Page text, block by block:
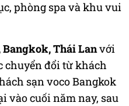
phòng spa và khu vui
Thái Lanvới
chuyển đổi từ khách
sạn voco Bangkok
vào cuối năm nay, sau